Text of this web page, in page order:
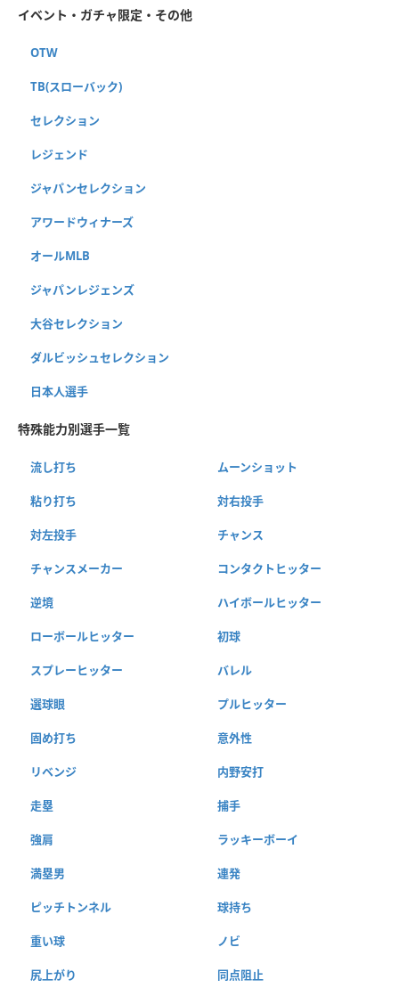
イベント・ガチャ限定・その他
OTW
TB(スローバック)
セレクション
レジェンド
ジャパンセレクション
アワードウィナーズ
オールMLB
ジャパンレジェンズ
大谷セレクション
ダルビッシュセレクション
日本人選手
特殊能力別選手一覧
流し打ち ムーンショット
粘り打ち 対右投手
対左投手 チャンス
チャンスメーカー コンタクトヒッター
逆境 ハイボールヒッター
ローボールヒッター 初球
スプレーヒッター バレル
選球眼 プルヒッター
固め打ち 意外性
リベンジ 内野安打
走塁 捕手
強肩 ラッキーボーイ
満塁男 連発
ピッチトンネル 球持ち
重い球 ノビ
尻上がり 同点阻止